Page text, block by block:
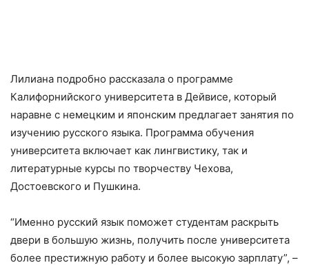
Лилиана подробно рассказала о программе
Калифорнийского университета в Дейвисе, который
наравне с немецким и японским предлагает занятия по
изучению русского языка. Программа обучения
университета включает как лингвистику, так и
литературные курсы по творчеству Чехова,
Достоевского и Пушкина.
“Именно русский язык поможет студентам раскрыть
двери в большую жизнь, получить после университета
более престижную работу и более высокую зарплату”, –